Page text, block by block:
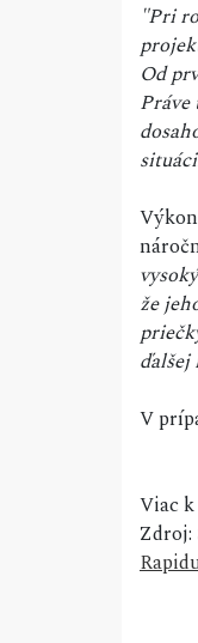
"Pri
Od
že
ďalšej
V
Viac
Zdroj: